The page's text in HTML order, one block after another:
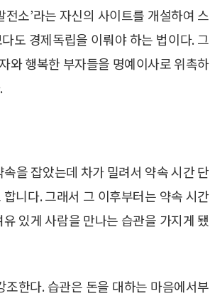
소’라는 자신의 사이트를 개설하여 스
도 경제독립을 이뤄야 하는 법이다. 그
와 행복한 부자들을 명예이사로 위촉하
을 잡았는데 차가 밀려서 약속 시간 단
니다. 그래서 그 이후부터는 약속 시간
있게 사람을 만나는 습관을 가지게 됐
한다. 습관은 돈을 대하는 마음에서부